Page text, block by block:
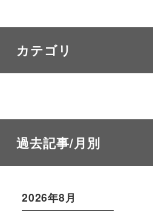
カテゴリ
過去記事/月別
2026年8月